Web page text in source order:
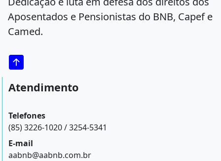
Aposentados e Pensionistas do BNB, Capef e
Camed.
Atendimento
Telefones
(85) 3226-1020 / 3254-5341
E-mail
aabnb@aabnb.com.br